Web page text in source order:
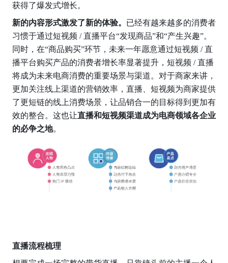
获得了爆发式增长。
新的内容形式激发了新的体验。 已经有越来越多的消费者
习惯于通过短视频 / 直播平台“发现商品”和“产生兴趣”。
同时，在“商品购买”环节，未来一年愿意通过短视频 / 直
播平台购买产品的消费者增长率显著提升，短视频 / 直播
将成为未来电商消费的重要场景与渠道。对于商家来讲，
更加关注线上渠道的营销效率，直播、短视频为商家提供
了更短链的线上消费场景，让品销合一的目标得到更加有
效的整合。这也让直播和短视频渠道成为电商领域各企业
的必争之地。
直播流程梳理